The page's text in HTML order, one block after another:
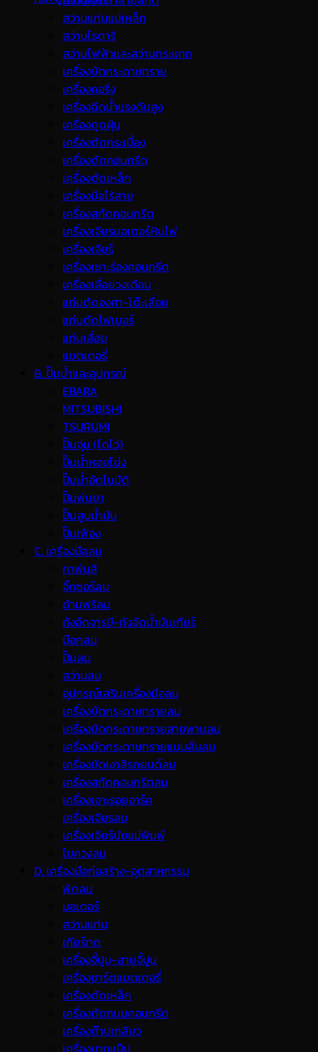
สว่านแท่นแม่เหล็ก
สว่านโรตารี
สว่านไฟฟ้าและสว่านกระแทก
เครื่องขัดกระดาษทราย
เครื่องคอริ่ง
เครื่องฉีดน้ำแรงดันสูง
เครื่องดูดฝุ่น
เครื่องตัดกระเบื้อง
เครื่องตัดคอนกรีต
เครื่องตัดเหล็ก
เครื่องมือไร้สาย
เครื่องสกัดคอนกรีต
เครื่องเจียรมอเตอร์หินไฟ
เครื่องเจียร์
เครื่องเซาะร่องคอนกรีต
เครื่องเลื่อยวงเดือน
แท่นตัดองศา-โต๊ะเลื่อย
แท่นตัดไฟเบอร์
แท่นเลื่อย
แบตเตอรี่
B. ปั๊มน้ำและอุปกรณ์
EBARA
MITSUBISHI
TSURUMI
ปั๊มจุ่ม (ไดโว่)
ปั๊มน้ำหอยโข่ง
ปั๊มน้ำอัตโนมัติ
ปั๊มพ่นยา
ปั๊มสูบน้ำมัน
ปั๊มเฟือง
C. เครื่องมือลม
กาพ่นสี
จิ๊กซอร์ลม
ด้ามฟรีลม
ถังอัดจารบี-ถังอัดน้ำมันเกียร์
บ๊อกลม
ปั๊มลม
สว่านลม
อุปกรณ์เสริมเครื่องมือลม
เครื่องขัดกระดาษทรายลม
เครื่องขัดกระดาษทรายสายพานลม
เครื่องขัดกระดาษทรายแบบสั่นลม
เครื่องขัดเงาสีรถยนต์ลม
เครื่องสกัดคอนกรีตลม
เครื่องเจาะรอยอาร์ค
เครื่องเจียรลม
เครื่องเจียร์นัยแม่พิมพ์
ไขควงลม
D. เครื่องมือก่อสร้าง-อุตสาหกรรม
พ้ดลม
มอเตอร์
สว่านแท่น
เกียร์ทด
เครื่องจี้ปูน-สายจี้ปูน
เครื่องชาร์ตแบตเตอรี่
เครื่องดัดเหล็ก
เครื่องตัดถนนคอนกรีต
เครื่องต๊าปเกลียว
เครื่องบากแป๊ป